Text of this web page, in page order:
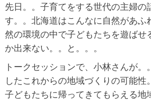
先日。。子育てをする世代の主婦の
す。。北海道はこんなに自然があふ
然の環境の中で子どもたちを遊ばせ
か出来ない。。と。。。
トークセッションで、小林さんが。
したこれからの地域づくりの可能性
子どもたちに帰ってきてもらえる地